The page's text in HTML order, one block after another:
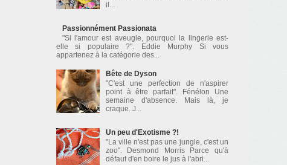
il...
Passionnément Passionata
"Si l'amour est aveugle, pourquoi la lingerie est-
elle si populaire ?". Eddie Murphy Si vous
appartenez à la catégorie des...
Bête de Dyson
"C'est une perfection de n'aspirer
point à être parfait". Fénélon Une
semaine d'absence. Mais là, je
craque. J...
Un peu d'Exotisme ?!
"La ville n'est pas une jungle, c'est un
zoo". Desmond Morris Parce qu'à
défaut d'en boire le jus à l'abri...